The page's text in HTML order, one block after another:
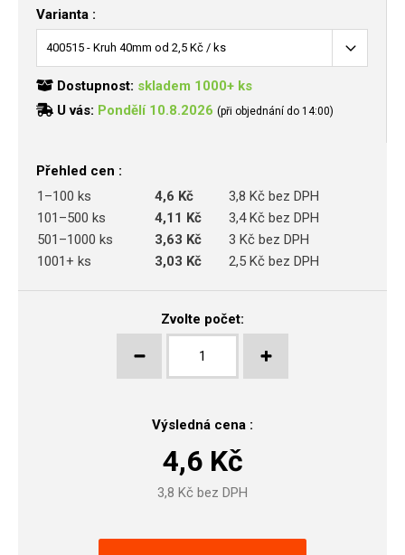
Varianta :
Dostupnost: skladem 1000+ ks
U vás: Pondělí 10.8.2026 (při objednání do 14:00)
Přehled cen :
1–100 ks
4,6 Kč
3,8 Kč bez DPH
101–500 ks
4,11 Kč
3,4 Kč bez DPH
501–1000 ks
3,63 Kč
3 Kč bez DPH
1001+ ks
3,03 Kč 2,5 Kč bez DPH
Zvolte počet:
Výsledná cena :
4,6Kč
3,8 Kč bez DPH